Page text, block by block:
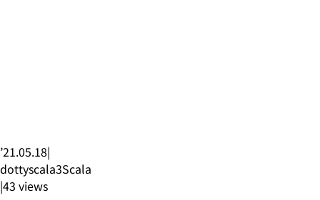
’21.05.18|
dottyscala3Scala
|43 views